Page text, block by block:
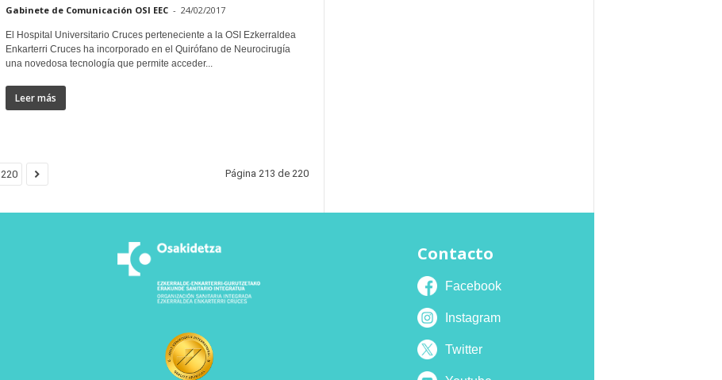
Gabinete de Comunicación OSI EEC - 24/02/2017
El Hospital Universitario Cruces perteneciente a la OSI Ezkerraldea
Enkarterri Cruces ha incorporado en el Quirófano de Neurocirugía
una novedosa tecnología que permite acceder...
Leer más
220 Página 213 de 220
Contacto
Facebook
Instagram
Twitter